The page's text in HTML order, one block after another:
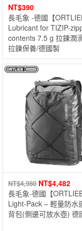
NT$390
長毛象 -德國【
Lubricant for TIZIP-
contents 7.5 g 拉鍊潤
拉鍊保養/德國製
NT$4,980 NT$4,482
長毛象-德國【ORTLIEB
Light-Pack – 輕量防水
背包(側邊可放水壺) 德